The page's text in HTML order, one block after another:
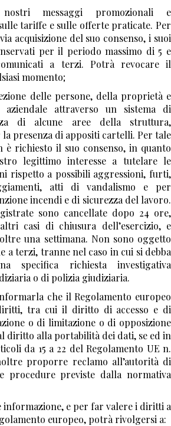
messaggi promozionali e
tariffe e sulle offerte praticate. Per
acquisizione del suo consenso, i suoi
per il periodo massimo di 5 e
a terzi. Potrà revocare il
momento;
delle persone, della proprietà e
attraverso un sistema di
di alcune aree della struttura,
presenza di appositi cartelli. Per tale
è richiesto il suo consenso, in quanto
legittimo interesse a tutelare le
rispetto a possibili aggressioni, furti,
atti di vandalismo e per
incendi e di sicurezza del lavoro.
sono cancellate dopo 24 ore,
casi di chiusura dell’esercizio, e
una settimana. Non sono oggetto
a terzi, tranne nel caso in cui si debba
specifica richiesta investigativa
o di polizia giudiziaria.
che il Regolamento europeo
tra cui il diritto di accesso e di
o di limitazione o di opposizione
diritto alla portabilità dei dati, se ed in
da 15 a 22 del Regolamento UE n.
proporre reclamo all’autorità di
procedure previste dalla normativa
informazione, e per far valere i diritti a
europeo, potrà rivolgersi a:
sproporzionato
d) di opporsi, in tutto o in
legittimi, al trattamento dei dati
ancorchè pertinenti
e) di opporsi, in tutto o in
di dati personali che lo
a fini di informazione
invio di materiale pubblicitario o di
per il compimento di ricerche
commerciale
informato dal titolare, non
cui i dati sono comunicati o
di esercitare gratuitamente
ciascuna richiesta di cui al comma
1), può essere chiesto
non risulti confermata l'esistenza
un contributo spese, non
effettivamente sopportati, secondo
i limiti stabiliti dal regolamento
comma 3. 3. I diritti di cui al
dati personali concernenti
essere esercitati da
4. Nell'esercizio dei
1 l'interessato può conferire,
o procura a persone fisiche o ad
ferme le norme sul segreto
esercenti la professione di
alla fonte della notizia.
dicembre 1996, n.675 "Tutela
soggetti rispetto al
personali" S.O. della G.U. n. 5